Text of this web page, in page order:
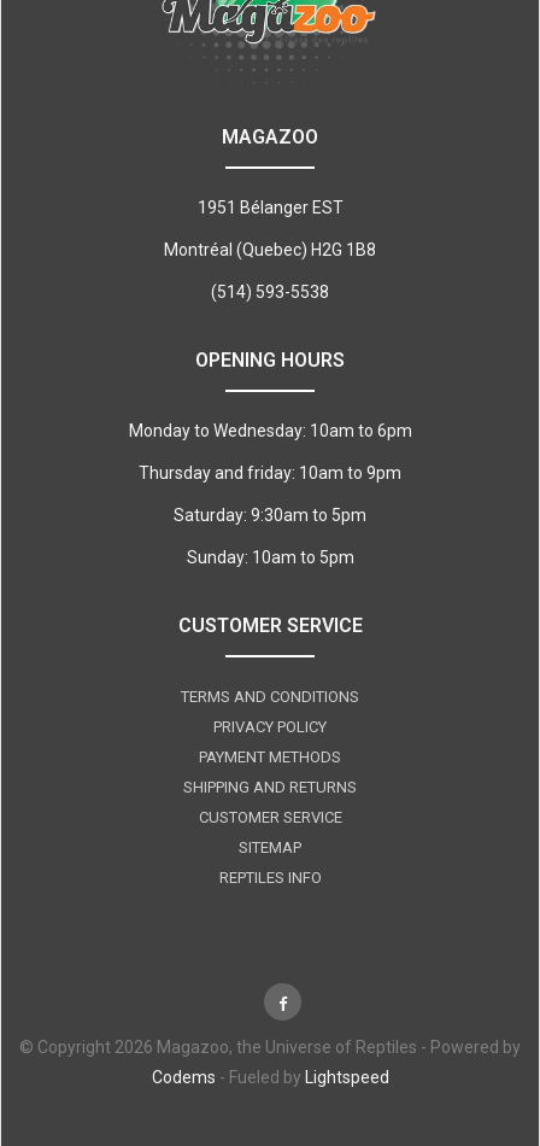
MAGAZOO
1951 Bélanger EST
Montréal (Quebec) H2G 1B8
(514) 593-5538
OPENING HOURS
Monday to Wednesday: 10am to 6pm
Thursday and friday: 10am to 9pm
Saturday: 9:30am to 5pm
Sunday: 10am to 5pm
CUSTOMER SERVICE
TERMS AND CONDITIONS
PRIVACY POLICY
PAYMENT METHODS
SHIPPING AND RETURNS
CUSTOMER SERVICE
SITEMAP
REPTILES INFO
© Copyright 2026 Magazoo, the Universe of Reptiles - Powered by
Codems - Fueled by Lightspeed